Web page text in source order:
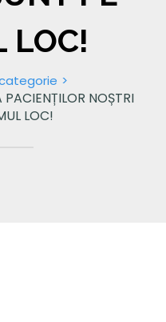
LOC!
NOȘTRI
LOC!